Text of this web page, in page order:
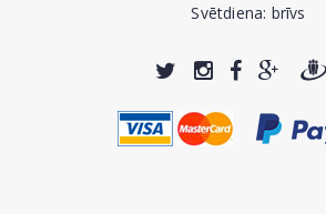
Svētdiena: brīvs